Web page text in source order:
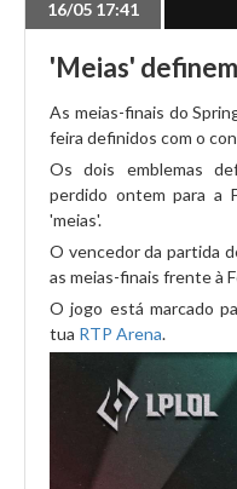
16/05 17:41
'Meias'
As meias-finais do
feira definidos com o
Os dois emblemas
perdido ontem para a
'meias'.
O vencedor da partida
as meias-finais frente à
O jogo está marcado
tua RTP Arena.